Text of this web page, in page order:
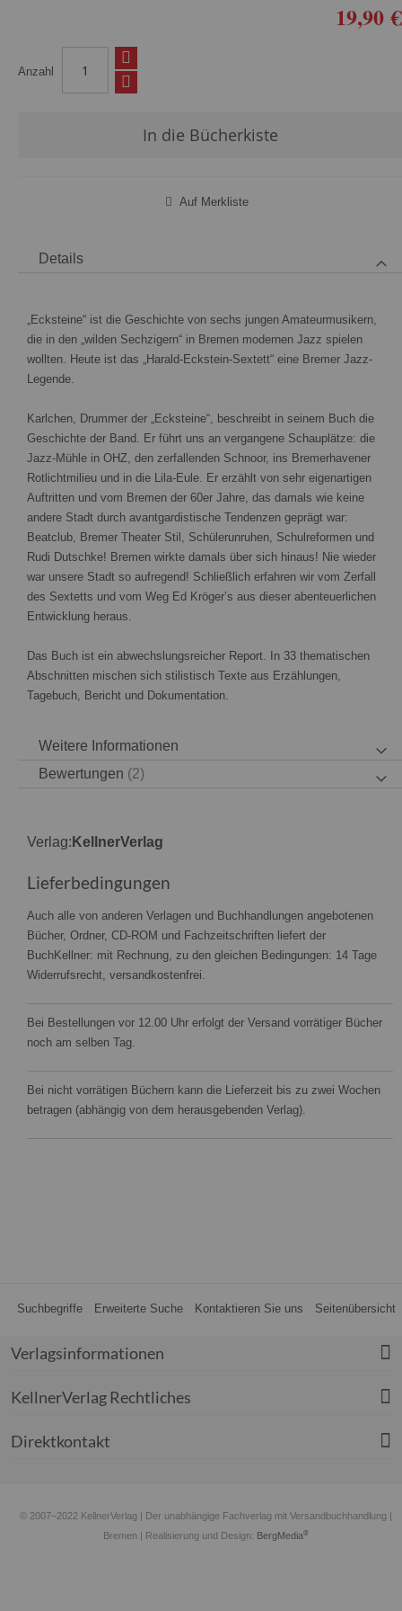
19,90 €
Anzahl
In die Bücherkiste
Auf Merkliste
Details
„Ecksteine“ ist die Geschichte von sechs jungen Amateurmusikern,
die in den „wilden Sechzigern“ in Bremen modernen Jazz spielen
wollten. Heute ist das „Harald-Eckstein-Sextett“ eine Bremer Jazz-
Legende.
Karlchen, Drummer der „Ecksteine“, beschreibt in seinem Buch die
Geschichte der Band. Er führt uns an vergangene Schauplätze: die
Jazz-Mühle in OHZ, den zerfallenden Schnoor, ins Bremerhavener
Rotlichtmilieu und in die Lila-Eule. Er erzählt von sehr eigenartigen
Auftritten und vom Bremen der 60er Jahre, das damals wie keine
andere Stadt durch avantgardistische Tendenzen geprägt war:
Beatclub, Bremer Theater Stil, Schülerunruhen, Schulreformen und
Rudi Dutschke! Bremen wirkte damals über sich hinaus! Nie wieder
war unsere Stadt so aufregend! Schließlich erfahren wir vom Zerfall
des Sextetts und vom Weg Ed Kröger’s aus dieser abenteuerlichen
Entwicklung heraus.
Das Buch ist ein abwechslungsreicher Report. In 33 thematischen
Abschnitten mischen sich stilistisch Texte aus Erzählungen,
Tagebuch, Bericht und Dokumentation.
Weitere Informationen
Bewertungen
2
Verlag:KellnerVerlag
Lieferbedingungen
Auch alle von anderen Verlagen und Buchhandlungen angebotenen
Bücher, Ordner, CD-ROM und Fachzeitschriften liefert der
BuchKellner: mit Rechnung, zu den gleichen Bedingungen: 14 Tage
Widerrufsrecht, versandkostenfrei.
Bei Bestellungen vor 12.00 Uhr erfolgt der Versand vorrätiger Bücher
noch am selben Tag.
Bei nicht vorrätigen Büchern kann die Lieferzeit bis zu zwei Wochen
betragen (abhängig von dem herausgebenden Verlag).
Suchbegriffe Erweiterte Suche Kontaktieren Sie uns Seitenübersicht
Verlagsinformationen
KellnerVerlag Rechtliches
Direktkontakt
© 2007–2022 KellnerVerlag | Der unabhängige Fachverlag mit Versandbuchhandlung |
Bremen | Realisierung und Design: BergMedia®